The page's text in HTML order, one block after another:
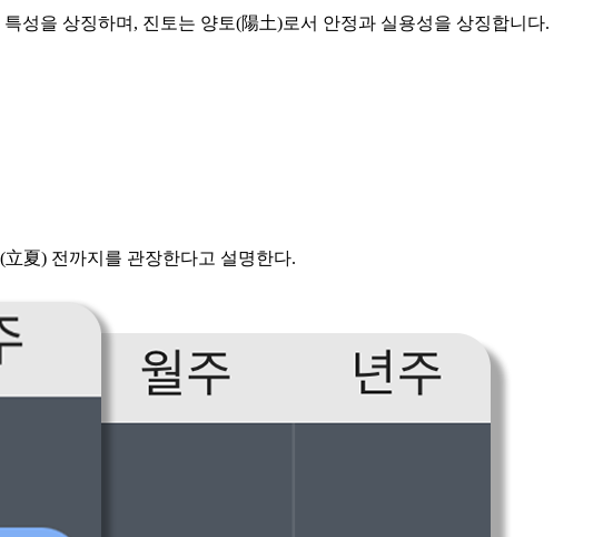
성을 상징하며, 진토는 양토(陽土)로서 안정과 실용성을 상징합니다.
夏) 전까지를 관장한다고 설명한다.